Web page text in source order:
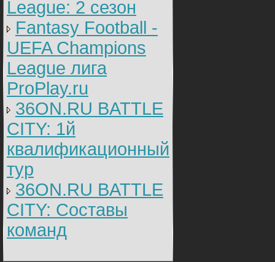
League: 2 cезон
Fantasy Football -
UEFA Champions
League лига
ProPlay.ru
36ON.RU BATTLE
CITY: 1й
квалификационный
тур
36ON.RU BATTLE
CITY: Составы
команд